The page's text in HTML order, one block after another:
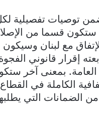
توصيات تفصيلية
ستكون قسما من
مع لبنان وسيكون
إقرار قانوني الفجوة
بمعنى آخر
الكاملة في القطاع
التي